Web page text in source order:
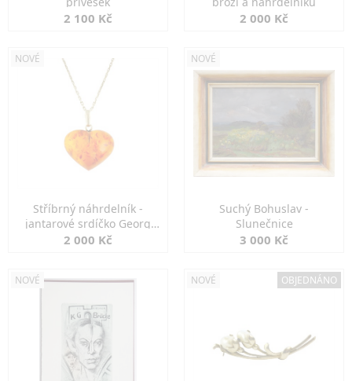
2 100 Kč 2 000 Kč
NOVÉ
Stříbrný náhrdelník -
jantarové srdíčko Georg
Kramer
2 000 Kč
NOVÉ
Suchý Bohuslav -
Slunečnice
3 000 Kč
NOVÉ NOVÉ OBJEDNÁNO